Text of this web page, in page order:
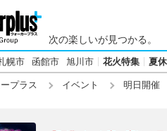
次の楽しいが見つかる。
幌市 函館市 旭川市 花火特集 夏
プラス イベント 明日開催